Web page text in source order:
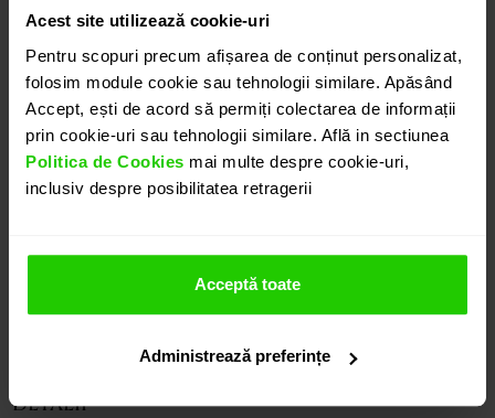
Acest site utilizează cookie-uri
Pentru scopuri precum afișarea de conținut personalizat,
folosim module cookie sau tehnologii similare. Apăsând
Accept, ești de acord să permiți colectarea de informații
prin cookie-uri sau tehnologii similare. Află in sectiunea
Politica de Cookies mai multe despre cookie-uri,
inclusiv despre posibilitatea retragerii
Acceptă toate
Administrează preferințe
DETALII